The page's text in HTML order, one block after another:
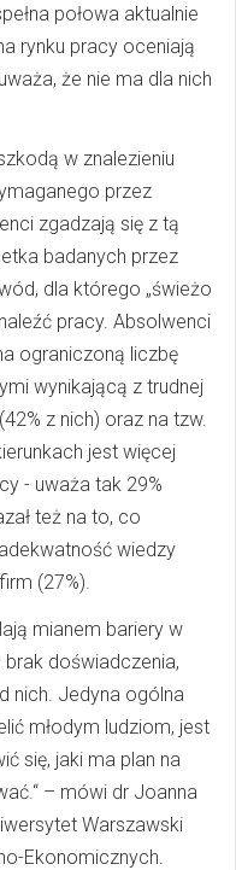
połowa aktualnie
rynku pracy oceniają
że nie ma dla nich
w znalezieniu
przez
zgadzają się z tą
badanych przez
dla którego „świeżo
pracy. Absolwenci
ograniczoną liczbę
wynikającą z trudnej
z nich) oraz na tzw.
jest więcej
- uważa tak 29%
też na to, co
wiedzy
(27%).
mianem bariery w
brak doświadczenia,
nich. Jedyna ogólna
młodym ludziom, jest
się, jaki ma plan na
– mówi dr Joanna
Warszawski
Ekonomicznych.